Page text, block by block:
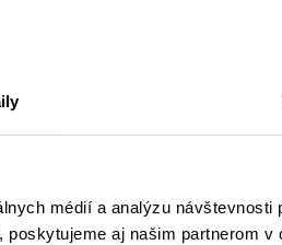
médií a analýzu návštevnosti
aj našim partnerom v